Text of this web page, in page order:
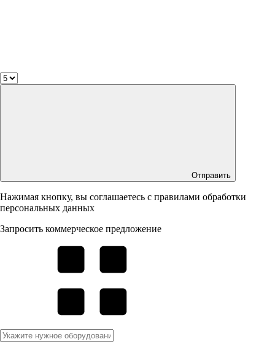
Отправить
Нажимая кнопку, вы соглашаетесь с правилами обработки
персональных данных
Запросить коммерческое предложение